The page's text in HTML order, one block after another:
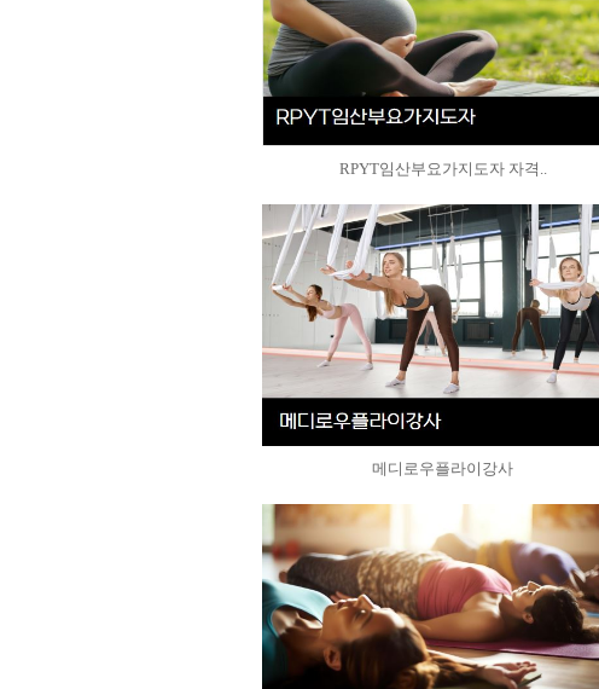
RPYT임산부요가지도자 자격..
메디로우플라이강사